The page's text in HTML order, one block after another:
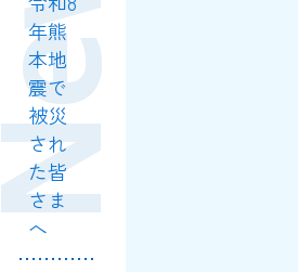
年熊
本地
震で
被災
され
た皆
さま
へ